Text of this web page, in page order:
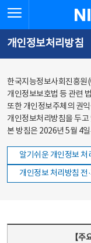
바로가기
바로가기
한
개인정보처리방침
한국지능정보사회진흥원
개인정보보호법 등 관련
또한 개인정보주체의 권
개인정보처리방침을 두고
본 방침은 2026년 5월 4
알기쉬운 개인정보 처
개인정보 처리방침 전
【주